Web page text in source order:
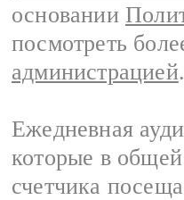
основании
посмотреть
администрацией.
Ежедневная
которые в
счетчика